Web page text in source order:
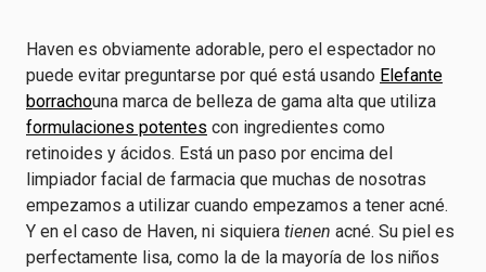
Haven es obviamente adorable, pero el espectador no
puede evitar preguntarse por qué está usando Elefante
borrachouna marca de belleza de gama alta que utiliza
formulaciones potentes con ingredientes como
retinoides y ácidos. Está un paso por encima del
limpiador facial de farmacia que muchas de nosotras
empezamos a utilizar cuando empezamos a tener acné.
Y en el caso de Haven, ni siquiera tienen acné. Su piel es
perfectamente lisa, como la de la mayoría de los niños